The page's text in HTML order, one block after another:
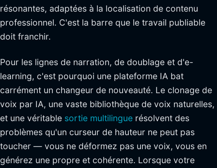
résonantes, adaptées à la localisation de contenu
professionnel. C'est la barre que le travail publiable
doit franchir.
Pour les lignes de narration, de doublage et d'e-
learning, c'est pourquoi une plateforme IA bat
carrément un changeur de nouveauté. Le clonage de
voix par IA, une vaste bibliothèque de voix naturelles,
et une véritable sortie multilingue résolvent des
problèmes qu'un curseur de hauteur ne peut pas
toucher — vous ne déformez pas une voix, vous en
générez une propre et cohérente. Lorsque votre